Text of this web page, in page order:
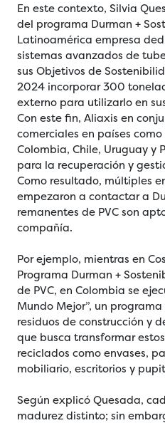
En este contexto, Silvia
del programa Durman +
Latinoamérica empresa
sistemas avanzados de
sus Objetivos de
2024 incorporar 300
externo para utilizarlo en
Con este fin, Aliaxis en
comerciales en países
Colombia, Chile, Uruguay y
para la recuperación y
Como resultado, múltiples
empezaron a contactar a
remanentes de PVC son
compañía.
Por ejemplo, mientras en
Programa Durman +
de PVC, en Colombia se
Mundo Mejor”, un
residuos de construcción y
que busca transformar
reciclados como envases,
mobiliario, escritorios y
Según explicó Quesada,
madurez distinto; sin